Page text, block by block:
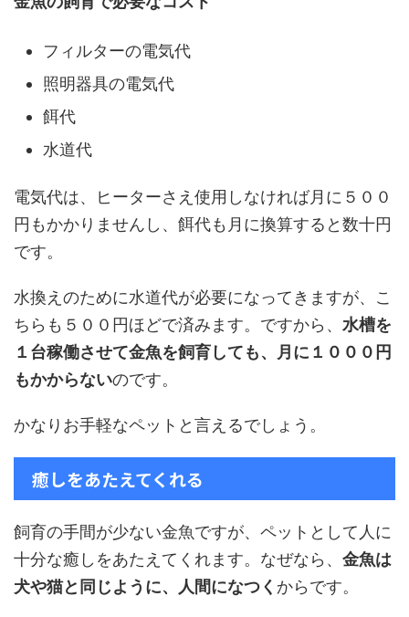
フィルターの電気代
照明器具の電気代
餌代
水道代
電気代は、ヒーターさえ使用しなければ月に５００
円もかかりませんし、餌代も月に換算すると数十円
です。
水換えのために水道代が必要になってきますが、こ
ちらも５００円ほどで済みます。ですから、 水槽を
１台稼働させて金魚を飼育しても、月に１０００円
もかからないのです。
かなりお手軽なペットと言えるでしょう。
癒しをあたえてくれる
飼育の手間が少ない金魚ですが、ペットとして人に
十分な癒しをあたえてくれます。なぜなら、 金魚は
犬や猫と同じように、人間になつく からです。